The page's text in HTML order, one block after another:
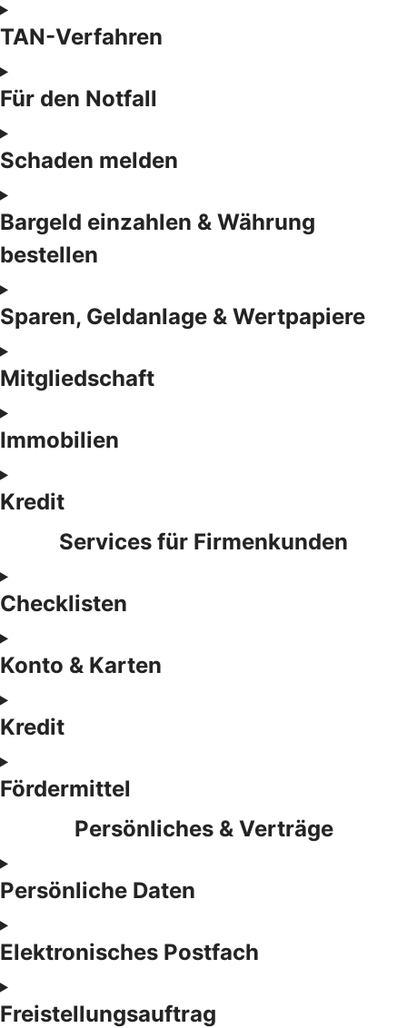
TAN-Verfahren
Für den Notfall
Schaden melden
Bargeld einzahlen & Währung
bestellen
Sparen, Geldanlage & Wertpapiere
Mitgliedschaft
Immobilien
Kredit
Services für Firmenkunden
Checklisten
Konto & Karten
Kredit
Fördermittel
Persönliches & Verträge
Persönliche Daten
Elektronisches Postfach
Freistellungsauftrag